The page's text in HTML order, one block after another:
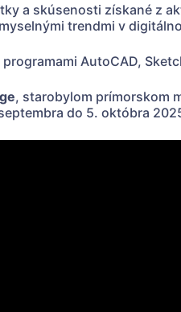
a skúsenosti získané z
trendmi v
programami AutoCAD,
, starobylom prímorskom
do 5. októbra